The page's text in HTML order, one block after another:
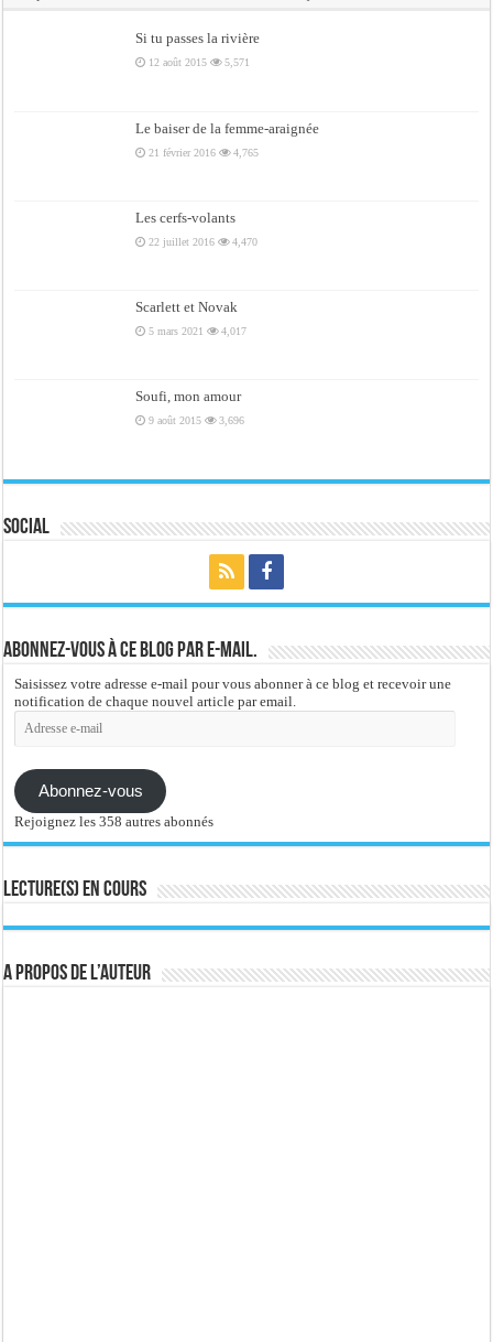
Si tu passes la rivière
12 août 2015 5,571
Le baiser de la femme-araignée
21 février 2016 4,765
Les cerfs-volants
22 juillet 2016 4,470
Scarlett et Novak
5 mars 2021 4,017
Soufi, mon amour
9 août 2015 3,696
Social
Abonnez-vous à ce blog par e-mail.
Saisissez votre adresse e-mail pour vous abonner à ce blog et recevoir une
notification de chaque nouvel article par email.
Adresse
e-
Abonnez-vous
Rejoignez les 358 autres abonnés
Lecture(s) en cours
A propos de l’auteur